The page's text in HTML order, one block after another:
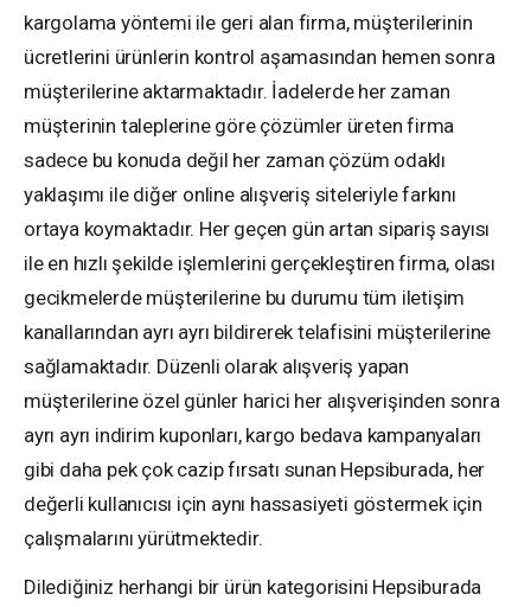
kargolama yöntemi ile geri alan firma, müşterilerinin
ücretlerini ürünlerin kontrol aşamasından hemen sonra
müşterilerine aktarmaktadır. İadelerde her zaman
müşterinin taleplerine göre çözümler üreten firma
sadece bu konuda değil her zaman çözüm odaklı
yaklaşımı ile diğer online alışveriş siteleriyle farkını
ortaya koymaktadır. Her geçen gün artan sipariş sayısı
ile en hızlı şekilde işlemlerini gerçekleştiren firma, olası
gecikmelerde müşterilerine bu durumu tüm iletişim
kanallarından ayrı ayrı bildirerek telafisini müşterilerine
sağlamaktadır. Düzenli olarak alışveriş yapan
müşterilerine özel günler harici her alışverişinden sonra
ayrı ayrı indirim kuponları, kargo bedava kampanyaları
gibi daha pek çok cazip fırsatı sunan Hepsiburada, her
değerli kullanıcısı için aynı hassasiyeti göstermek için
çalışmalarını yürütmektedir.
Dilediğiniz herhangi bir ürün kategorisini Hepsiburada